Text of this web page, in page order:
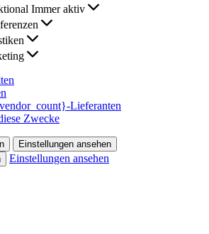
Immer aktiv
Lieferanten
Zwecke
Einstellungen ansehen
Einstellungen ansehen